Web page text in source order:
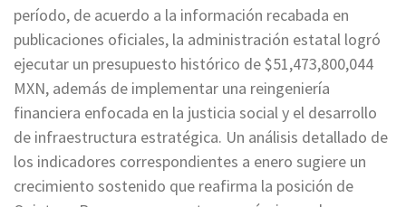
período, de acuerdo a la información recabada en
publicaciones oficiales, la administración estatal logró
ejecutar un presupuesto histórico de $51,473,800,044
MXN, además de implementar una reingeniería
financiera enfocada en la justicia social y el desarrollo
de infraestructura estratégica. Un análisis detallado de
los indicadores correspondientes a enero sugiere un
crecimiento sostenido que reafirma la posición de